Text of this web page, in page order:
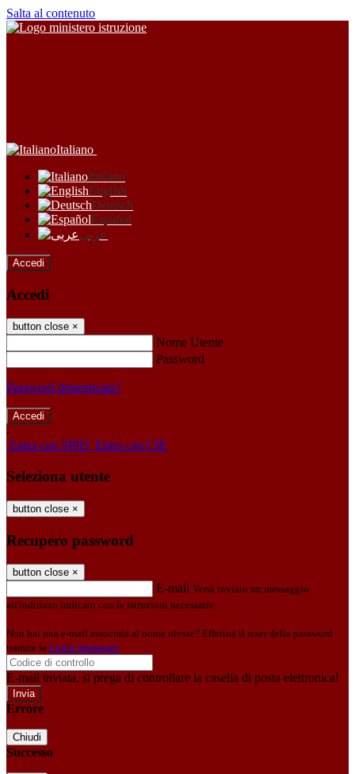
Salta al contenuto
Italiano
Italiano
English
Deutsch
Español
عربى
Accedi
Accedi
button close ×
Nome Utente
Password
Password dimenticata?
-
Entra con SPID Entra con CIE
Seleziona utente
button close ×
Recupero password
button close ×
E-mail Verrà inviato un messaggio
all'indirizzo indicato con le istruzioni necessarie.
Non hai una e-mail associata al nome utente? Effettua il reset della password
tramite la Login Spaggiari
E-mail inviata, si prega di controllare la casella di posta elettronica!
Errore
Chiudi
Successo